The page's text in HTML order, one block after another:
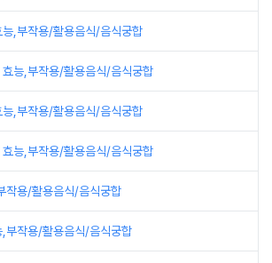
,부작용/활용음식/음식궁합
능,부작용/활용음식/음식궁합
능,부작용/활용음식/음식궁합
효능,부작용/활용음식/음식궁합
작용/활용음식/음식궁합
,부작용/활용음식/음식궁합